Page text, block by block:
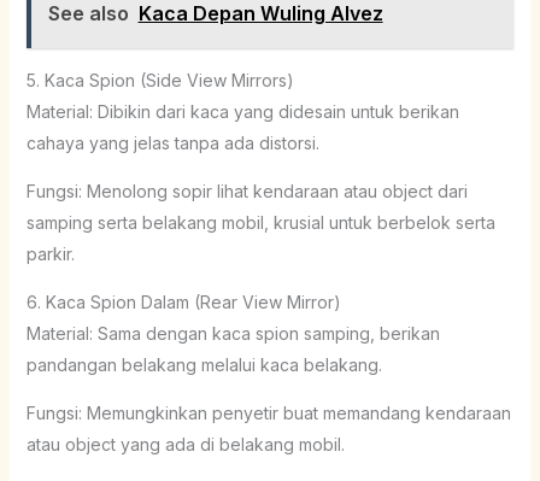
See also Kaca Depan Wuling Alvez
5. Kaca Spion (Side View Mirrors)
Material: Dibikin dari kaca yang didesain untuk berikan
cahaya yang jelas tanpa ada distorsi.
Fungsi: Menolong sopir lihat kendaraan atau object dari
samping serta belakang mobil, krusial untuk berbelok serta
parkir.
6. Kaca Spion Dalam (Rear View Mirror)
Material: Sama dengan kaca spion samping, berikan
pandangan belakang melalui kaca belakang.
Fungsi: Memungkinkan penyetir buat memandang kendaraan
atau object yang ada di belakang mobil.